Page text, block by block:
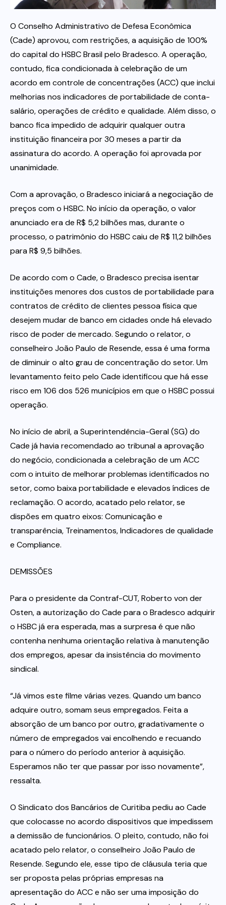
Itau
Financeiras e Cooperativas
O Conselho Administrativo de Defesa Econômica
(Cade) aprovou, com restrições, a aquisição de 100%
do capital do HSBC Brasil pelo Bradesco. A operação,
contudo, fica condicionada à celebração de um
acordo em controle de concentrações (ACC) que inclui
melhorias nos indicadores de portabilidade de conta-
salário, operações de crédito e qualidade. Além disso, o
banco fica impedido de adquirir qualquer outra
instituição financeira por 30 meses a partir da
assinatura do acordo. A operação foi aprovada por
unanimidade.
Com a aprovação, o Bradesco iniciará a negociação de
preços com o HSBC. No início da operação, o valor
anunciado era de R$ 5,2 bilhões mas, durante o
processo, o patrimônio do HSBC caiu de R$ 11,2 bilhões
para R$ 9,5 bilhões.
De acordo com o Cade, o Bradesco precisa isentar
instituições menores dos custos de portabilidade para
contratos de crédito de clientes pessoa física que
desejem mudar de banco em cidades onde há elevado
risco de poder de mercado. Segundo o relator, o
conselheiro João Paulo de Resende, essa é uma forma
de diminuir o alto grau de concentração do setor. Um
levantamento feito pelo Cade identificou que há esse
risco em 106 dos 526 municípios em que o HSBC possui
operação.
No início de abril, a Superintendência-Geral (SG) do
Cade já havia recomendado ao tribunal a aprovação
do negócio, condicionada a celebração de um ACC
com o intuito de melhorar problemas identificados no
setor, como baixa portabilidade e elevados índices de
reclamação. O acordo, acatado pelo relator, se
dispões em quatro eixos: Comunicação e
transparência, Treinamentos, Indicadores de qualidade
e Compliance.
DEMISSÕES
Para o presidente da Contraf-CUT, Roberto von der
Osten, a autorização do Cade para o Bradesco adquirir
o HSBC já era esperada, mas a surpresa é que não
contenha nenhuma orientação relativa à manutenção
dos empregos, apesar da insistência do movimento
sindical.
“Já vimos este filme várias vezes. Quando um banco
adquire outro, somam seus empregados. Feita a
absorção de um banco por outro, gradativamente o
número de empregados vai encolhendo e recuando
para o número do período anterior à aquisição.
Esperamos não ter que passar por isso novamente”,
ressalta.
O Sindicato dos Bancários de Curitiba pediu ao Cade
que colocasse no acordo dispositivos que impedissem
a demissão de funcionários. O pleito, contudo, não foi
acatado pelo relator, o conselheiro João Paulo de
Resende. Segundo ele, esse tipo de cláusula teria que
ser proposta pelas próprias empresas na
apresentação do ACC e não ser uma imposição do